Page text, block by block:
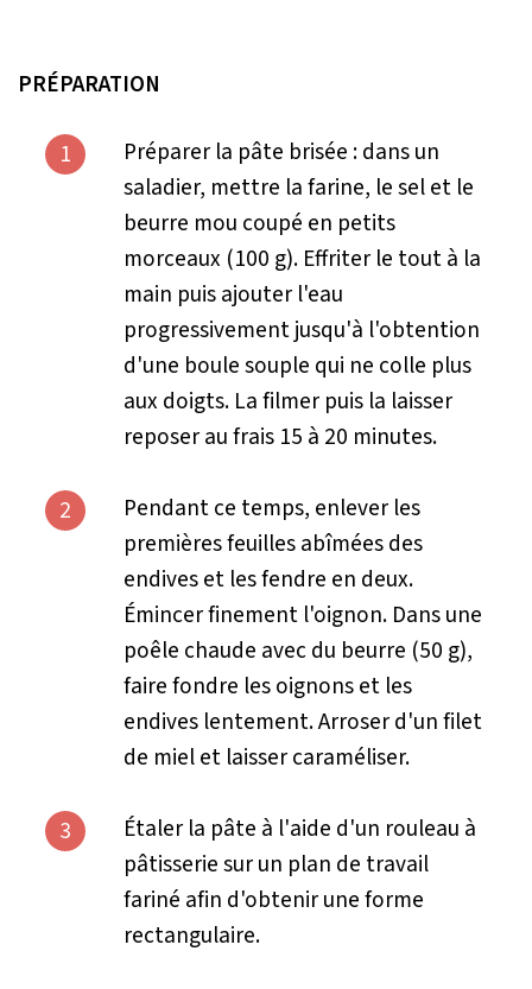
PRÉPARATION
1
Préparer la pâte brisée : dans un
saladier, mettre la farine, le sel et le
beurre mou coupé en petits
morceaux (100 g). Effriter le tout à la
main puis ajouter l'eau
progressivement jusqu'à l'obtention
d'une boule souple qui ne colle plus
aux doigts. La filmer puis la laisser
reposer au frais 15 à 20 minutes.
2
Pendant ce temps, enlever les
premières feuilles abîmées des
endives et les fendre en deux.
Émincer finement l'oignon. Dans une
poêle chaude avec du beurre (50 g),
faire fondre les oignons et les
endives lentement. Arroser d'un filet
de miel et laisser caraméliser.
3
Étaler la pâte à l'aide d'un rouleau à
pâtisserie sur un plan de travail
fariné afin d'obtenir une forme
rectangulaire.